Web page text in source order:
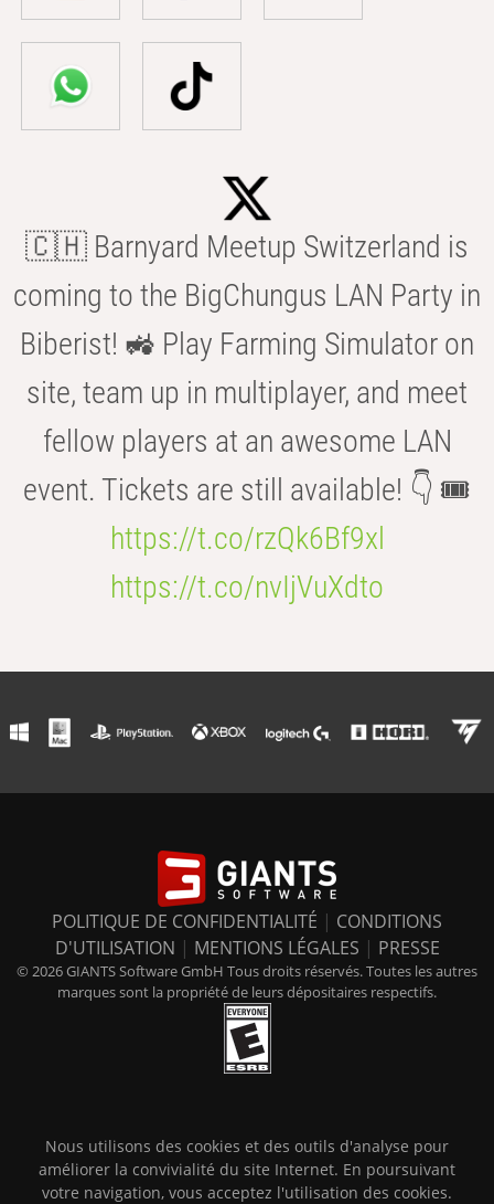
🇨🇭 Barnyard Meetup Switzerland is
coming to the BigChungus LAN Party in
Biberist! 🚜 Play Farming Simulator on
site, team up in multiplayer, and meet
fellow players at an awesome LAN
event. Tickets are still available! 👇 🎟️
https://t.co/rzQk6Bf9xl
https://t.co/nvIjVuXdto
POLITIQUE DE CONFIDENTIALITÉ | CONDITIONS
D'UTILISATION | MENTIONS LÉGALES | PRESSE
© 2026 GIANTS Software GmbH Tous droits réservés. Toutes les autres
marques sont la propriété de leurs dépositaires respectifs.
Nous utilisons des cookies et des outils d'analyse pour
améliorer la convivialité du site Internet. En poursuivant
votre navigation, vous acceptez l'utilisation des cookies.